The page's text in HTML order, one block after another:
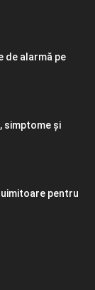
de alarmă pe
simptome și
pentru